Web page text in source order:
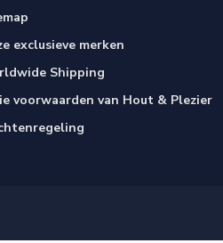
exclusieve merken
Shipping
voorwaarden van Hout & Plezier